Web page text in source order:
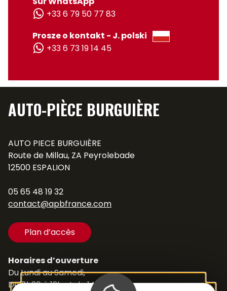
+33 6 79 50 77 83
Prosze o kontakt - J. polski
+33 6 73 19 14 45
AUTO-PIÈCE BURGUIÈRE
AUTO PIECE BURGUIÈRE
Route de Millau, ZA Peyrolebade
12500 ESPALION
05 65 48 19 32
contact@apbfrance.com
Plan d’accès
Horaires d’ouverture
Du Lundi au Samedi,
De 8h30 à 12h et de 14h à 18h